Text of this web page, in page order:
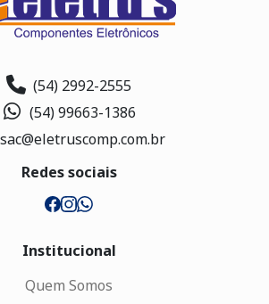
(54) 2992-2555
(54) 99663-1386
sac@eletruscomp.com.br
Redes sociais
Institucional
Quem Somos